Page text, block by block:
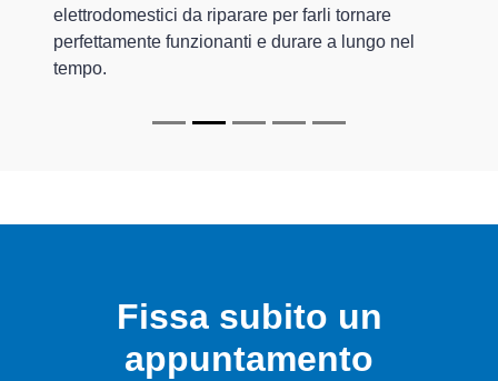
elettrodomestici da riparare per farli tornare
perfettamente funzionanti e durare a lungo nel
tempo.
Fissa subito un
appuntamento